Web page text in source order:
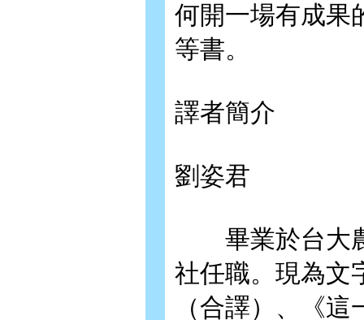
何開一場有成果
等書。
譯者簡介
劉姿君
畢業於台大農
社任職。現為文
（合譯）、《